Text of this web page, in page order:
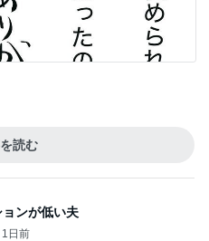
読む
ンが低い夫
1日前